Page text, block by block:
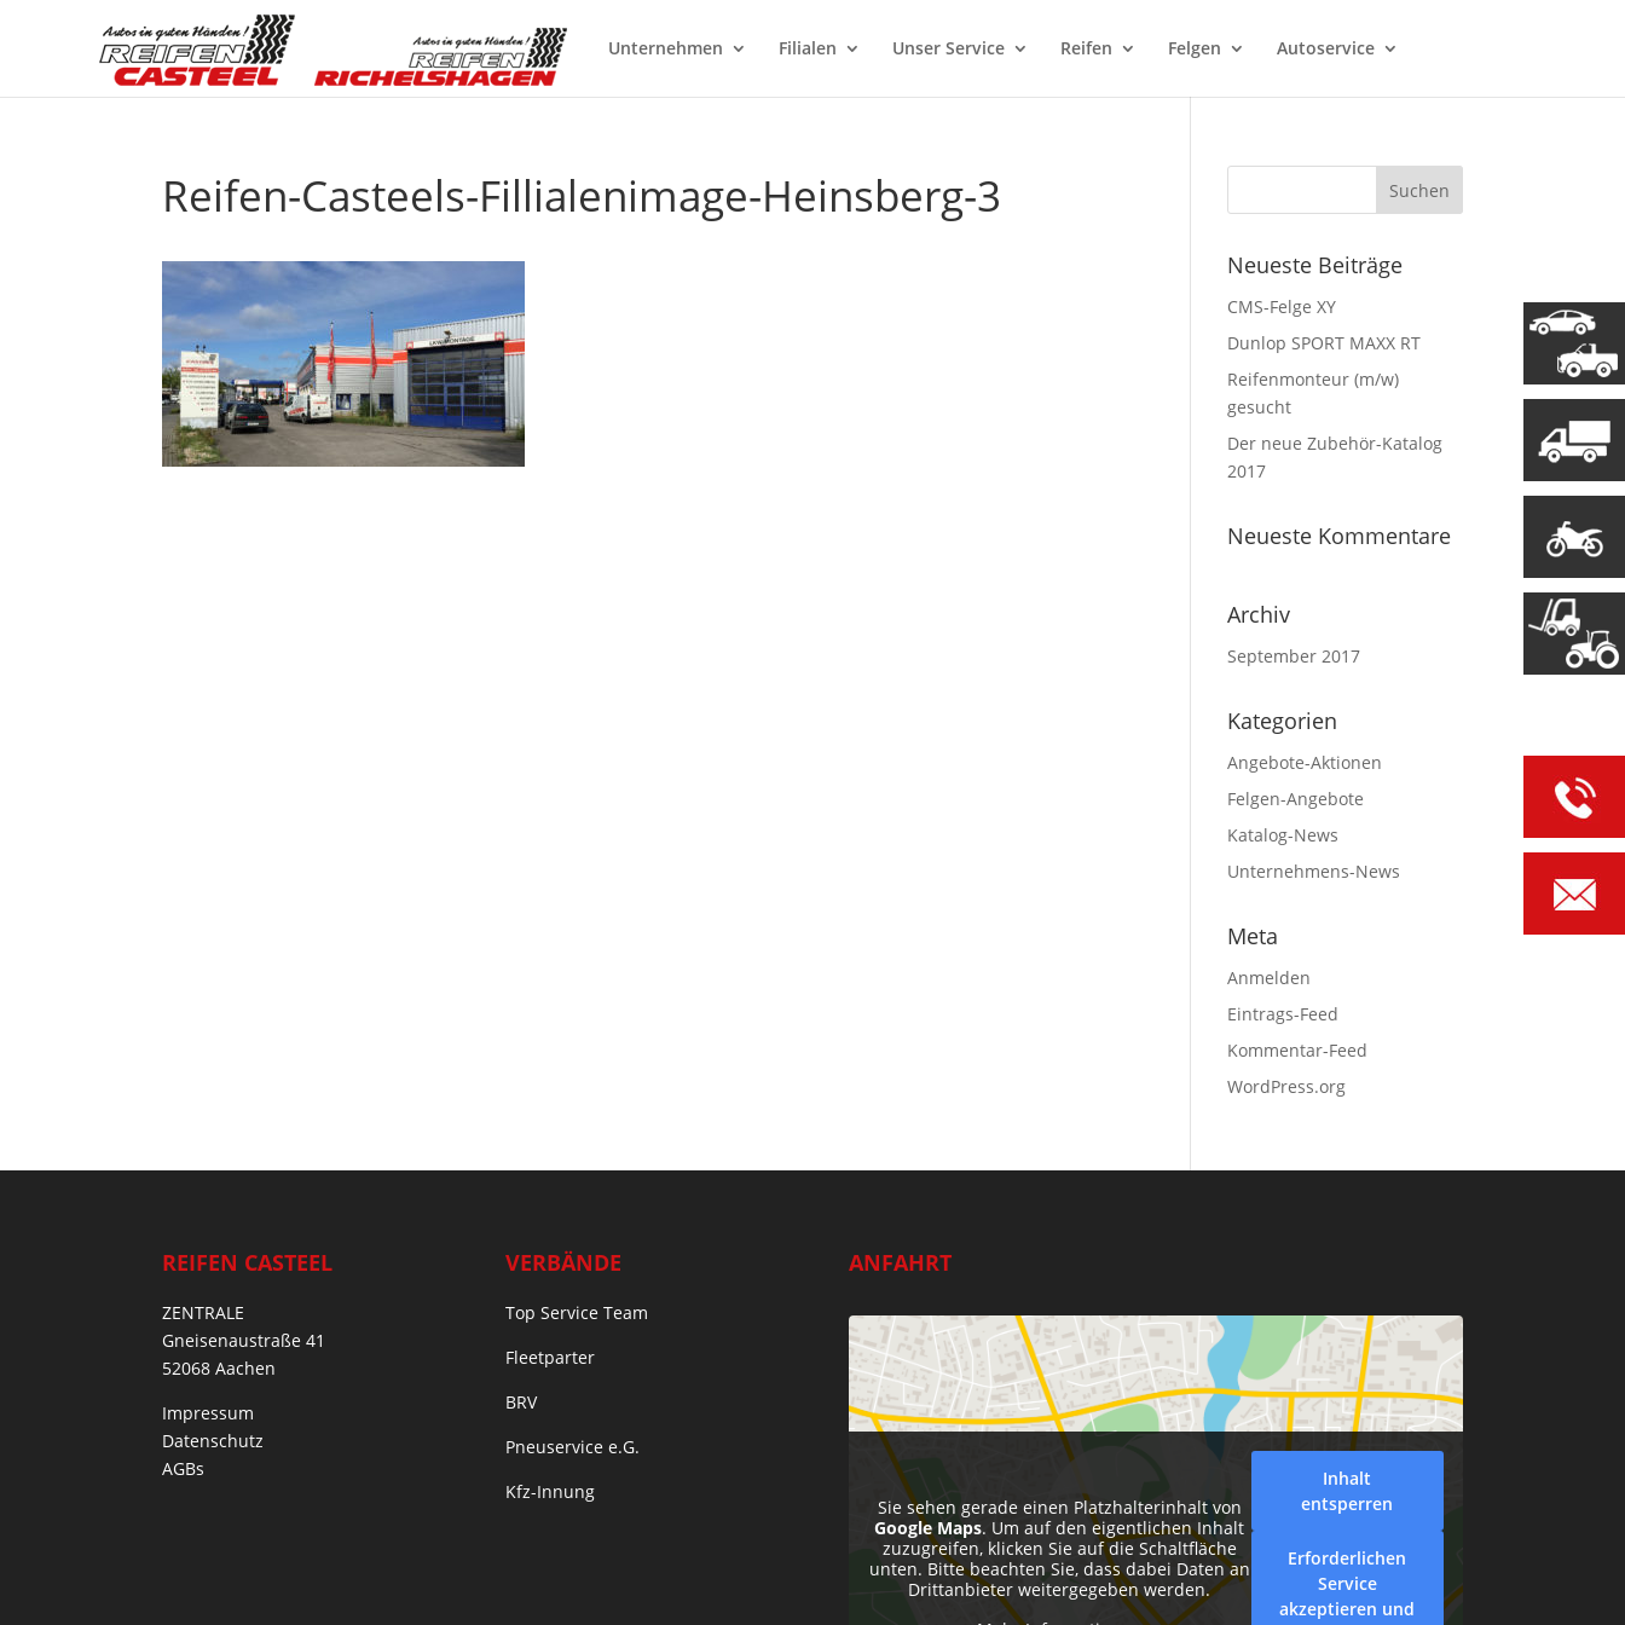
Unternehmen Filialen Unser Service Reifen Felgen Autoservice
Reifen-Casteels-Fillialenimage-Heinsberg-3
Neueste Beiträge
CMS-Felge XY
Dunlop SPORT MAXX RT
Reifenmonteur (m/w)
gesucht
Der neue Zubehör-Katalog
2017
Neueste Kommentare
Archiv
September 2017
Kategorien
Angebote-Aktionen
Felgen-Angebote
Katalog-News
Unternehmens-News
Meta
Anmelden
Eintrags-Feed
Kommentar-Feed
WordPress.org
REIFEN CASTEEL
ZENTRALE
Gneisenaustraße 41
52068 Aachen
Impressum
Datenschutz
AGBs
VERBÄNDE
Top Service Team
Fleetparter
BRV
Pneuservice e.G.
Kfz-Innung
ANFAHRT
Sie sehen gerade einen Platzhalterinhalt von
Google Maps. Um auf den eigentlichen Inhalt
zuzugreifen, klicken Sie auf die Schaltfläche
unten. Bitte beachten Sie, dass dabei Daten an
Drittanbieter weitergegeben werden.
Inhalt
entsperren
Erforderlichen
Service
akzeptieren und